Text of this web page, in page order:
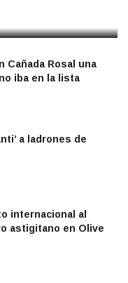
Cañada Rosal una
iba en la lista
a ladrones de
internacional al
astigitano en Olive